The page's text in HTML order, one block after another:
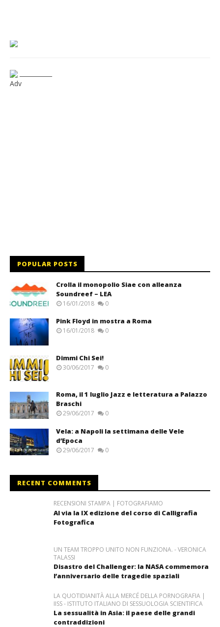
Adv
POPULAR POSTS
Crolla il monopolio Siae con alleanza
Soundreef – LEA
16/01/2018 0
Pink Floyd in mostra a Roma
16/01/2018 0
Dimmi Chi Sei!
30/06/2017 0
Roma, il 1 luglio Jazz e letteratura a Palazzo
Braschi
29/06/2017 0
Vela: a Napoli la settimana delle Vele
d’Epoca
29/06/2017 0
RECENT COMMENTS
RECENSIONI STAMPA | FOTOGRAFIAMO
Al via la IX edizione del corso di Calligrafia
Fotografica
UN TEAM TROPPO UNITO NON FUNZIONA. - VERONICA
TALASSI
Disastro del Challenger: la NASA commemora
l’anniversario delle tragedie spaziali
LA QUOTIDIANITÀ ALLA MERCÉ DELLA PORNOGRAFIA |
IISS - ISTITUTO ITALIANO DI SESSUOLOGIA SCIENTIFICA
La sessualità in Asia: il paese delle grandi
contraddizioni